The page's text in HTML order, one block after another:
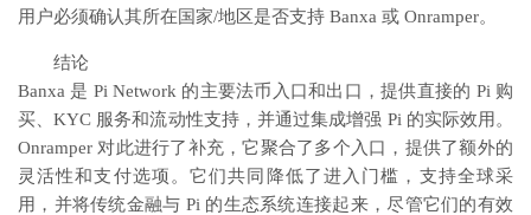
用户必须确认其所在国家/地区是否支持 Banxa 或 Onramper。
结论
Banxa 是 Pi Network 的主要法币入口和出口，提供直接的 Pi 购
买、KYC 服务和流动性支持，并通过集成增强 Pi 的实际效用。
Onramper 对此进行了补充，它聚合了多个入口，提供了额外的
灵活性和支付选项。它们共同降低了进入门槛，支持全球采
用，并将传统金融与 Pi 的生态系统连接起来，尽管它们的有效